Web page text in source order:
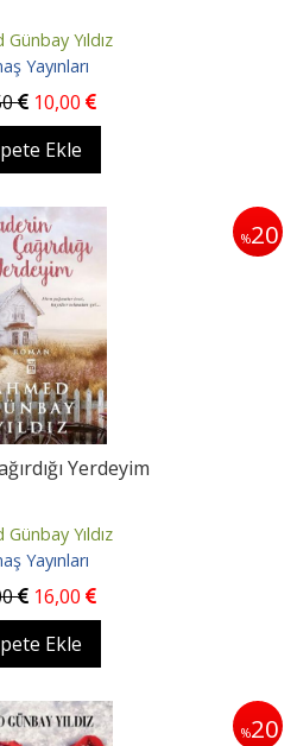
Yıldız
Yayınları
10,00
Ekle
%20
Yerdeyim
Yıldız
Yayınları
16,00
Ekle
%20